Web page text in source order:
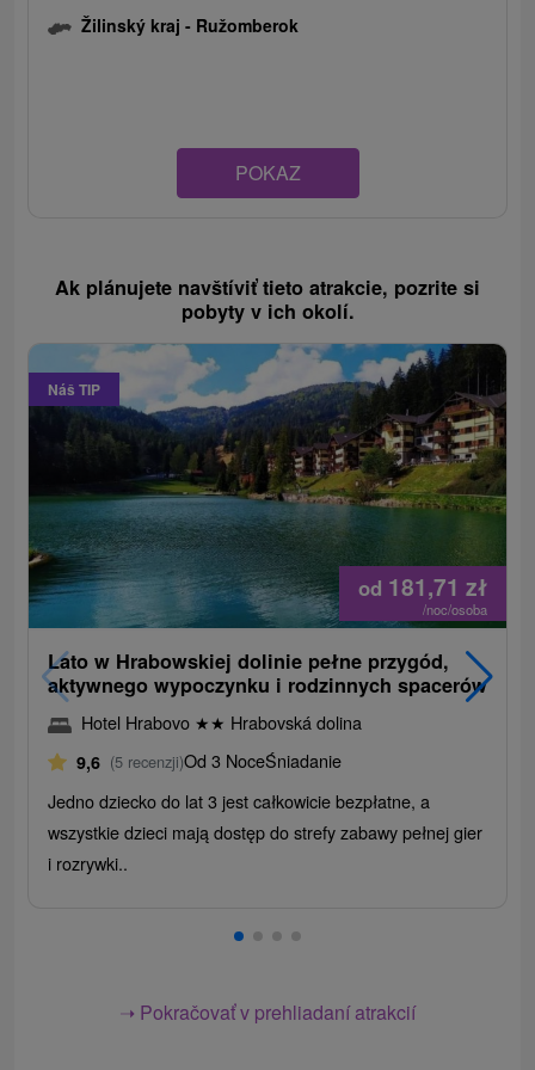
Žilinský kraj - Ružomberok
POKAZ
Ak plánujete navštíviť tieto atrakcie, pozrite si
pobyty v ich okolí.
Náš TIP
od 181,71zł
/noc/osoba
Lato w Hrabowskiej dolinie pełne przygód,
aktywnego wypoczynku i rodzinnych spacerów
Hotel Hrabovo ★★ Hrabovská dolina
9,6 (5 recenzji)Od 3 NoceŚniadanie
Jedno dziecko do lat 3 jest całkowicie bezpłatne, a
wszystkie dzieci mają dostęp do strefy zabawy pełnej gier
i rozrywki..
➝ Pokračovať v prehliadaní atrakcií